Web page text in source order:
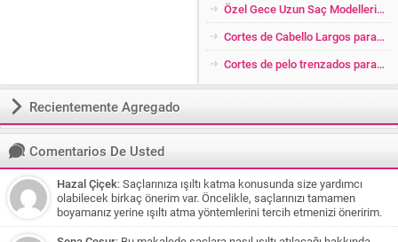
Özel Gece Uzun Saç Modelleri 2026
Cortes de Cabello Largos para Mujer con Lado Raspado
Cortes de pelo trenzados para Cabello Corto
Recientemente Agregado
Comentarios De Usted
Hazal Çiçek: Saçlarınıza ışıltı katma konusunda size yardımcı
olabilecek birkaç önerim var. Öncelikle, saçlarınızı tamamen
boyamanız yerine ışıltı atma yöntemlerini tercih etmenizi öneririm.
Bu şekilde saçlarınıza daha az zarar verirsiniz ve doğal bir görünüm